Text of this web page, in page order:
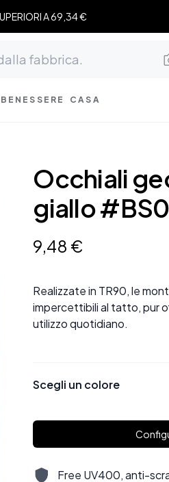
A 69,34 €
BENESSERE CASA
Occhiali
giallo
9,48 €
Realizzate in TR90, le
impercettibili al tatto, pur
utilizzo quotidiano.
Scegli un colore
Free UV400, anti-